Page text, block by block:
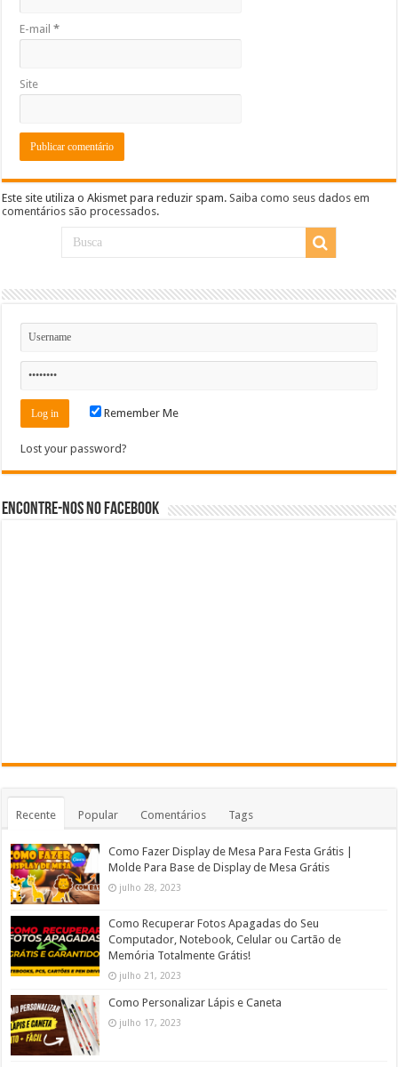
E-mail*
Site
Este site utiliza o Akismet para reduzir spam.Saiba como seus dados em
comentários são processados.
Remember Me
Lost your password?
Encontre-nos no Facebook
Recente Popular Comentários Tags
Como Fazer Display de Mesa Para Festa Grátis |
Molde Para Base de Display de Mesa Grátis
julho 28, 2023
Como Recuperar Fotos Apagadas do Seu
Computador, Notebook, Celular ou Cartão de
Memória Totalmente Grátis!
julho 21, 2023
Como Personalizar Lápis e Caneta
julho 17, 2023